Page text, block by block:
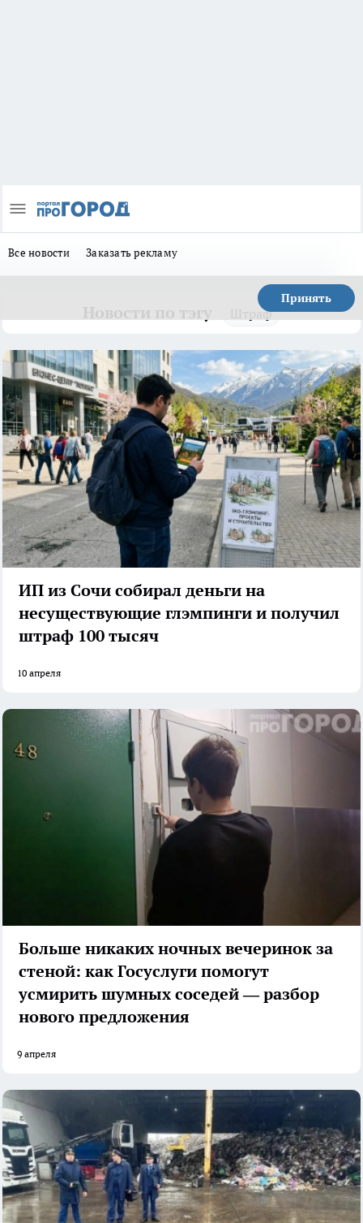
Все новости Заказать рекламу
Принять
Штраф
ИП из Сочи собирал деньги на
несуществующие глэмпинги и получил
штраф 100 тысяч
10 апреля
Больше никаких ночных вечеринок за
стеной: как Госуслуги помогут
усмирить шумных соседей — разбор
нового предложения
9 апреля